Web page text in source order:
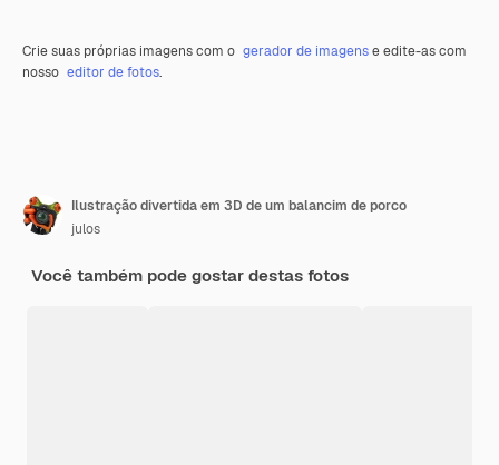
Crie suas próprias imagens com o gerador de imagense edite-as com
nosso editor de fotos.
Ilustração divertida em 3D de um balancim de porco
julos
Você também pode gostar destas fotos